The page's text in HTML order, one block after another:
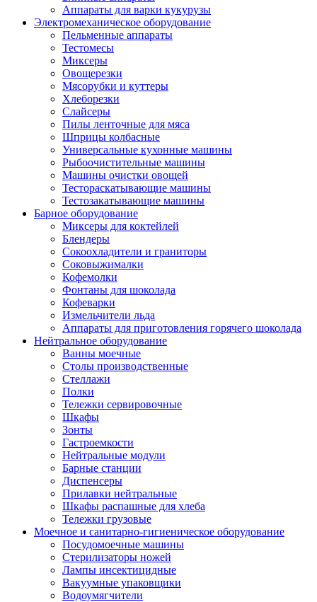
Аппараты для варки кукурузы
Электромеханическое оборудование
Пельменные аппараты
Тестомесы
Миксеры
Овощерезки
Мясорубки и куттеры
Хлеборезки
Слайсеры
Пилы ленточные для мяса
Шприцы колбасные
Универсальные кухонные машины
Рыбоочистительные машины
Машины очистки овощей
Тестораскатывающие машины
Тестозакатывающие машины
Барное оборудование
Миксеры для коктейлей
Блендеры
Сокоохладители и граниторы
Соковыжималки
Кофемолки
Фонтаны для шоколада
Кофеварки
Измельчители льда
Аппараты для приготовления горячего шоколада
Нейтральное оборудование
Ванны моечные
Столы производственные
Стеллажи
Полки
Тележки сервировочные
Шкафы
Зонты
Гастроемкости
Нейтральные модули
Барные станции
Диспенсеры
Прилавки нейтральные
Шкафы распашные для хлеба
Тележки грузовые
Моечное и санитарно-гигиеническое оборудование
Посудомоечные машины
Стерилизаторы ножей
Лампы инсектицидные
Вакуумные упаковщики
Водоумягчители